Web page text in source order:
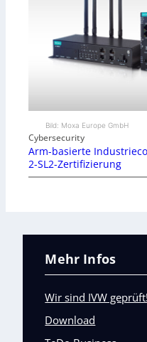
Bild: Moxa Europe GmbH
Cybersecurity
Arm-basierte
2-SL2-Zertifizierung
Mehr Infos
Wir sind IVW geprüft!
Download